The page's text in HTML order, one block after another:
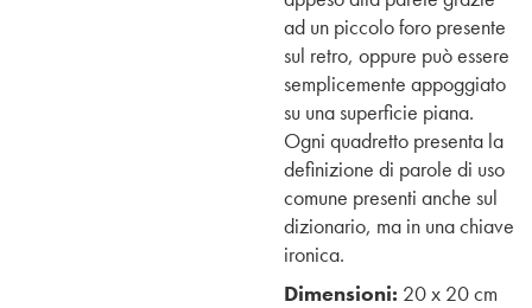
ad un piccolo foro presente
sul retro, oppure può essere
semplicemente appoggiato
su una superficie piana.
Ogni quadretto presenta la
definizione di parole di uso
comune presenti anche sul
dizionario, ma in una chiave
ironica.
Dimensioni: 20 x 20 cm